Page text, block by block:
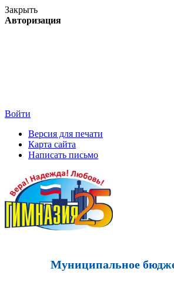
Закрыть
Авторизация
Войти
Версия для печати
Карта сайта
Написать письмо
Муниципальное